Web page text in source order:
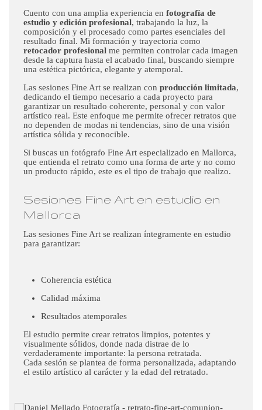
Cuento con una amplia experiencia en fotografía de
estudio y edición profesional, trabajando la luz, la
composición y el procesado como partes esenciales del
resultado final. Mi formación y trayectoria como
retocador profesional me permiten controlar cada imagen
desde la captura hasta el acabado final, buscando siempre
una estética pictórica, elegante y atemporal.
Las sesiones Fine Art se realizan con producción limitada,
dedicando el tiempo necesario a cada proyecto para
garantizar un resultado coherente, personal y con valor
artístico real. Este enfoque me permite ofrecer retratos que
no dependen de modas ni tendencias, sino de una visión
artística sólida y reconocible.
Si buscas un fotógrafo Fine Art especializado en Mallorca,
que entienda el retrato como una forma de arte y no como
un producto rápido, este es el tipo de trabajo que realizo.
Sesiones Fine Art en estudio en
Mallorca
Las sesiones Fine Art se realizan íntegramente en estudio
para garantizar:
Coherencia estética
Calidad máxima
Resultados atemporales
El estudio permite crear retratos limpios, potentes y
visualmente sólidos, donde nada distrae de lo
verdaderamente importante: la persona retratada.
Cada sesión se plantea de forma personalizada, adaptando
el estilo artístico al carácter y la edad del retratado.